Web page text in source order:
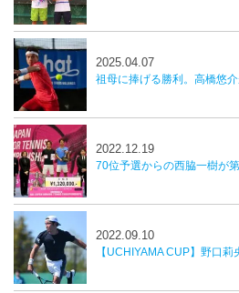
祖母に捧げる勝利。高橋悠介が2017年以来８年ぶり
2025.04.07
70位予選からの西脇一樹が第2シ
2022.12.19
【UCHIYAMA CUP】野口莉央、齋藤
2022.09.10